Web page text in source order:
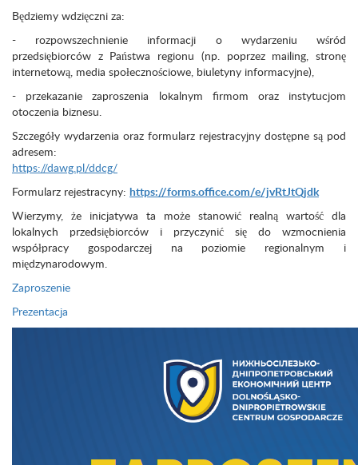
Będziemy wdzięczni za:
- rozpowszechnienie informacji o wydarzeniu wśród
przedsiębiorców z Państwa regionu (np. poprzez mailing, stronę
internetową, media społecznościowe, biuletyny informacyjne),
- przekazanie zaproszenia lokalnym firmom oraz instytucjom
otoczenia biznesu.
Szczegóły wydarzenia oraz formularz rejestracyjny dostępne są pod
adresem:
https://dawg.pl/ddcg/
Formularz rejestracyny: https://forms.office.com/e/jvRtJtQjdk
Wierzymy, że inicjatywa ta może stanowić realną wartość dla
lokalnych przedsiębiorców i przyczynić się do wzmocnienia
współpracy gospodarczej na poziomie regionalnym i
międzynarodowym.
Zaproszenie
Prezentacja